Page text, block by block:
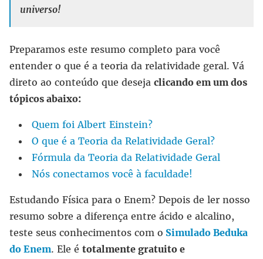
universo!
Preparamos este resumo completo para você
entender o que é a teoria da relatividade geral. Vá
direto ao conteúdo que deseja clicando em um dos
tópicos abaixo:
Quem foi Albert Einstein?
O que é a Teoria da Relatividade Geral?
Fórmula da Teoria da Relatividade Geral
Nós conectamos você à faculdade!
Estudando Física para o Enem? Depois de ler nosso
resumo sobre a diferença entre ácido e alcalino,
teste seus conhecimentos com o Simulado Beduka
do Enem. Ele é totalmente gratuito e